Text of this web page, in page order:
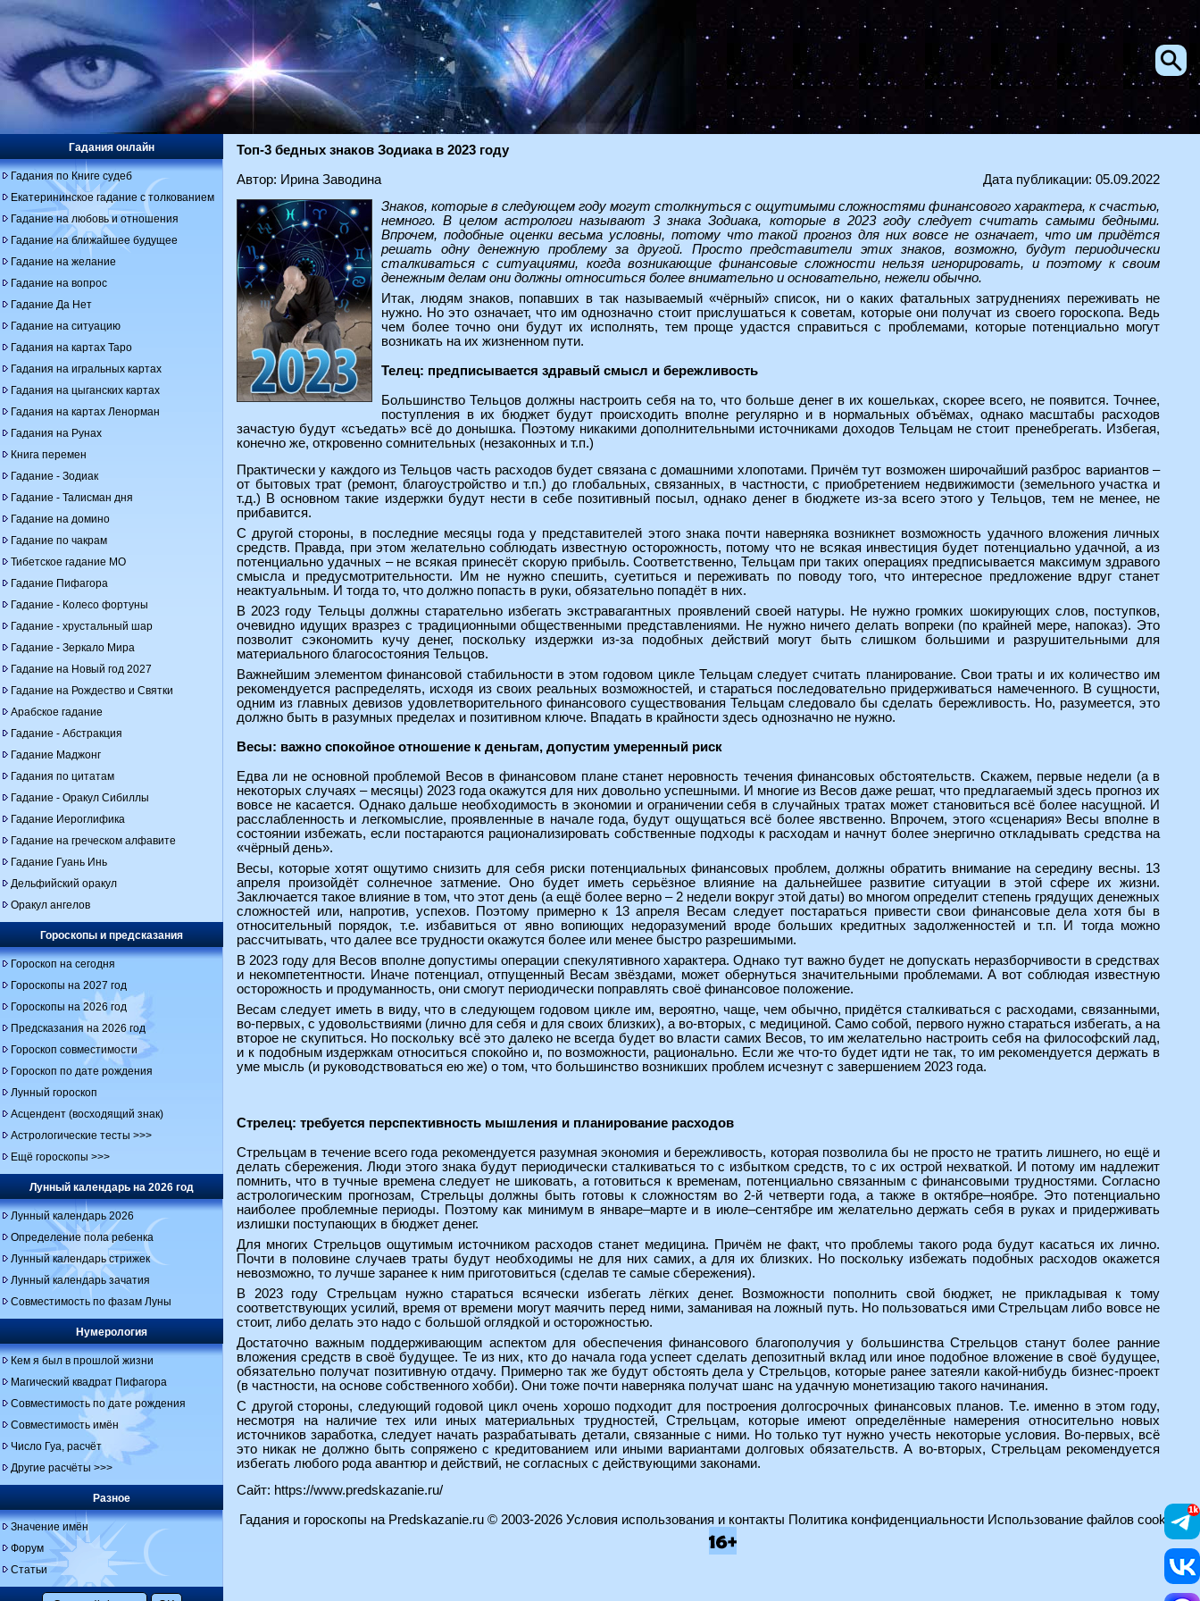
Топ-3 бедных знаков Зодиака в 2023 году
Автор: Ирина Заводина
Дата публикации: 05.09.2022
Знаков, которые в следующем году могут столкнуться с ощутимыми сложностями финансового характера, к счастью,
немного. В целом астрологи называют 3 знака Зодиака, которые в 2023 году следует считать самыми бедными.
Впрочем, подобные оценки весьма условны, потому что такой прогноз для них вовсе не означает, что им придётся
решать одну денежную проблему за другой. Просто представители этих знаков, возможно, будут периодически
сталкиваться с ситуациями, когда возникающие финансовые сложности нельзя игнорировать, и поэтому к своим
денежным делам они должны относиться более внимательно и основательно, нежели обычно.
Итак, людям знаков, попавших в так называемый «чёрный» список, ни о каких фатальных затруднениях переживать не
нужно. Но это означает, что им однозначно стоит прислушаться к советам, которые они получат из своего гороскопа. Ведь
чем более точно они будут их исполнять, тем проще удастся справиться с проблемами, которые потенциально могут
возникать на их жизненном пути.
Телец: предписывается здравый смысл и бережливость
Большинство Тельцов должны настроить себя на то, что больше денег в их кошельках, скорее всего, не появится. Точнее,
поступления в их бюджет будут происходить вполне регулярно и в нормальных объёмах, однако масштабы расходов
зачастую будут «съедать» всё до донышка. Поэтому никакими дополнительными источниками доходов Тельцам не стоит пренебрегать. Избегая,
конечно же, откровенно сомнительных (незаконных и т.п.)
Практически у каждого из Тельцов часть расходов будет связана с домашними хлопотами. Причём тут возможен широчайший разброс вариантов –
от бытовых трат (ремонт, благоустройство и т.п.) до глобальных, связанных, в частности, с приобретением недвижимости (земельного участка и
т.д.) В основном такие издержки будут нести в себе позитивный посыл, однако денег в бюджете из-за всего этого у Тельцов, тем не менее, не
прибавится.
С другой стороны, в последние месяцы года у представителей этого знака почти наверняка возникнет возможность удачного вложения личных
средств. Правда, при этом желательно соблюдать известную осторожность, потому что не всякая инвестиция будет потенциально удачной, а из
потенциально удачных – не всякая принесёт скорую прибыль. Соответственно, Тельцам при таких операциях предписывается максимум здравого
смысла и предусмотрительности. Им не нужно спешить, суетиться и переживать по поводу того, что интересное предложение вдруг станет
неактуальным. И тогда то, что должно попасть в руки, обязательно попадёт в них.
В 2023 году Тельцы должны старательно избегать экстравагантных проявлений своей натуры. Не нужно громких шокирующих слов, поступков,
очевидно идущих вразрез с традиционными общественными представлениями. Не нужно ничего делать вопреки (по крайней мере, напоказ). Это
позволит сэкономить кучу денег, поскольку издержки из-за подобных действий могут быть слишком большими и разрушительными для
материального благосостояния Тельцов.
Важнейшим элементом финансовой стабильности в этом годовом цикле Тельцам следует считать планирование. Свои траты и их количество им
рекомендуется распределять, исходя из своих реальных возможностей, и стараться последовательно придерживаться намеченного. В сущности,
одним из главных девизов удовлетворительного финансового существования Тельцам следовало бы сделать бережливость. Но, разумеется, это
должно быть в разумных пределах и позитивном ключе. Впадать в крайности здесь однозначно не нужно.
Весы: важно спокойное отношение к деньгам, допустим умеренный риск
Едва ли не основной проблемой Весов в финансовом плане станет неровность течения финансовых обстоятельств. Скажем, первые недели (а в
некоторых случаях – месяцы) 2023 года окажутся для них довольно успешными. И многие из Весов даже решат, что предлагаемый здесь прогноз их
вовсе не касается. Однако дальше необходимость в экономии и ограничении себя в случайных тратах может становиться всё более насущной. И
расслабленность и легкомыслие, проявленные в начале года, будут ощущаться всё более явственно. Впрочем, этого «сценария» Весы вполне в
состоянии избежать, если постараются рационализировать собственные подходы к расходам и начнут более энергично откладывать средства на
«чёрный день».
Весы, которые хотят ощутимо снизить для себя риски потенциальных финансовых проблем, должны обратить внимание на середину весны. 13
апреля произойдёт солнечное затмение. Оно будет иметь серьёзное влияние на дальнейшее развитие ситуации в этой сфере их жизни.
Заключается такое влияние в том, что этот день (а ещё более верно – 2 недели вокруг этой даты) во многом определит степень грядущих денежных
сложностей или, напротив, успехов. Поэтому примерно к 13 апреля Весам следует постараться привести свои финансовые дела хотя бы в
относительный порядок, т.е. избавиться от явно вопиющих недоразумений вроде больших кредитных задолженностей и т.п. И тогда можно
рассчитывать, что далее все трудности окажутся более или менее быстро разрешимыми.
В 2023 году для Весов вполне допустимы операции спекулятивного характера. Однако тут важно будет не допускать неразборчивости в средствах
и некомпетентности. Иначе потенциал, отпущенный Весам звёздами, может обернуться значительными проблемами. А вот соблюдая известную
осторожность и продуманность, они смогут периодически поправлять своё финансовое положение.
Весам следует иметь в виду, что в следующем годовом цикле им, вероятно, чаще, чем обычно, придётся сталкиваться с расходами, связанными,
во-первых, с удовольствиями (лично для себя и для своих близких), а во-вторых, с медициной. Само собой, первого нужно стараться избегать, а на
второе не скупиться. Но поскольку всё это далеко не всегда будет во власти самих Весов, то им желательно настроить себя на философский лад,
и к подобным издержкам относиться спокойно и, по возможности, рационально. Если же что-то будет идти не так, то им рекомендуется держать в
уме мысль (и руководствоваться ею же) о том, что большинство возникших проблем исчезнут с завершением 2023 года.
Стрелец: требуется перспективность мышления и планирование расходов
Стрельцам в течение всего года рекомендуется разумная экономия и бережливость, которая позволила бы не просто не тратить лишнего, но ещё и
делать сбережения. Люди этого знака будут периодически сталкиваться то с избытком средств, то с их острой нехваткой. И потому им надлежит
помнить, что в тучные времена следует не шиковать, а готовиться к временам, потенциально связанным с финансовыми трудностями. Согласно
астрологическим прогнозам, Стрельцы должны быть готовы к сложностям во 2-й четверти года, а также в октябре–ноябре. Это потенциально
наиболее проблемные периоды. Поэтому как минимум в январе–марте и в июле–сентябре им желательно держать себя в руках и придерживать
излишки поступающих в бюджет денег.
Для многих Стрельцов ощутимым источником расходов станет медицина. Причём не факт, что проблемы такого рода будут касаться их лично.
Почти в половине случаев траты будут необходимы не для них самих, а для их близких. Но поскольку избежать подобных расходов окажется
невозможно, то лучше заранее к ним приготовиться (сделав те самые сбережения).
В 2023 году Стрельцам нужно стараться всячески избегать лёгких денег. Возможности пополнить свой бюджет, не прикладывая к тому
соответствующих усилий, время от времени могут маячить перед ними, заманивая на ложный путь. Но пользоваться ими Стрельцам либо вовсе не
стоит, либо делать это надо с большой оглядкой и осторожностью.
Достаточно важным поддерживающим аспектом для обеспечения финансового благополучия у большинства Стрельцов станут более ранние
вложения средств в своё будущее. Те из них, кто до начала года успеет сделать депозитный вклад или иное подобное вложение в своё будущее,
обязательно получат позитивную отдачу. Примерно так же будут обстоять дела у Стрельцов, которые ранее затеяли какой-нибудь бизнес-проект
(в частности, на основе собственного хобби). Они тоже почти наверняка получат шанс на удачную монетизацию такого начинания.
С другой стороны, следующий годовой цикл очень хорошо подходит для построения долгосрочных финансовых планов. Т.е. именно в этом году,
несмотря на наличие тех или иных материальных трудностей, Стрельцам, которые имеют определённые намерения относительно новых
источников заработка, следует начать разрабатывать детали, связанные с ними. Но только тут нужно учесть некоторые условия. Во-первых, всё
это никак не должно быть сопряжено с кредитованием или иными вариантами долговых обязательств. А во-вторых, Стрельцам рекомендуется
избегать любого рода авантюр и действий, не согласных с действующими законами.
Сайт: https://www.predskazanie.ru/
Гадания онлайн
Гадания по Книге судеб
Екатерининское гадание с толкованием
Гадание на любовь и отношения
Гадание на ближайшее будущее
Гадание на желание
Гадание на вопрос
Гадание Да Нет
Гадание на ситуацию
Гадания на картах Таро
Гадания на игральных картах
Гадания на цыганских картах
Гадания на картах Ленорман
Гадания на Рунах
Книга перемен
Гадание - Зодиак
Гадание - Талисман дня
Гадание на домино
Гадание по чакрам
Тибетское гадание МО
Гадание Пифагора
Гадание - Колесо фортуны
Гадание - хрустальный шар
Гадание - Зеркало Мира
Гадание на Новый год 2027
Гадание на Рождество и Святки
Арабское гадание
Гадание - Абстракция
Гадание Маджонг
Гадания по цитатам
Гадание - Оракул Сибиллы
Гадание Иероглифика
Гадание на греческом алфавите
Гадание Гуань Инь
Дельфийский оракул
Оракул ангелов
Гороскопы и предсказания
Гороскоп на сегодня
Гороскопы на 2027 год
Гороскопы на 2026 год
Предсказания на 2026 год
Гороскоп совместимости
Гороскоп по дате рождения
Лунный гороскоп
Асцендент (восходящий знак)
Астрологические тесты >>>
Ещё гороскопы >>>
Лунный календарь на 2026 год
Лунный календарь 2026
Определение пола ребенка
Лунный календарь стрижек
Лунный календарь зачатия
Совместимость по фазам Луны
Нумерология
Кем я был в прошлой жизни
Магический квадрат Пифагора
Совместимость по дате рождения
Совместимость имён
Число Гуа, расчёт
Другие расчёты >>>
Разное
Значение имён
Форум
Статьи
Гадания и гороскопы на Predskazanie.ru© 2003-2026 Условия использования и контакты Политика конфиденциальности Использование файлов cookie